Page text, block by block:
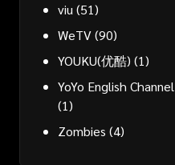
viu(51)
WeTV(90)
YOUKU(优酷) (1)
YoYo English Channel
(1)
Zombies (4)